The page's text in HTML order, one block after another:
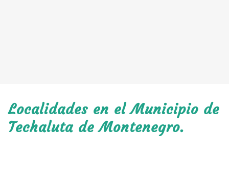
Localidades en el Municipio de
Techaluta de Montenegro.